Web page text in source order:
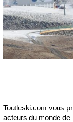
Toutleski.com vous
acteurs du monde de